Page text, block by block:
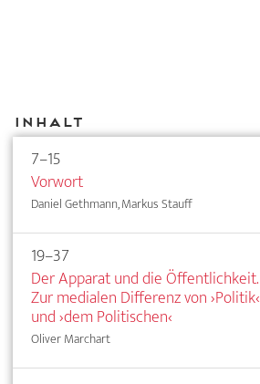
Inhalt
7–15
Vorwort
Daniel Gethmann, Markus Stauff
19–37
Der Apparat und die Öffentlichkeit.
Zur medialen Differenz von ›Politik‹
und ›dem Politischen‹
Oliver Marchart